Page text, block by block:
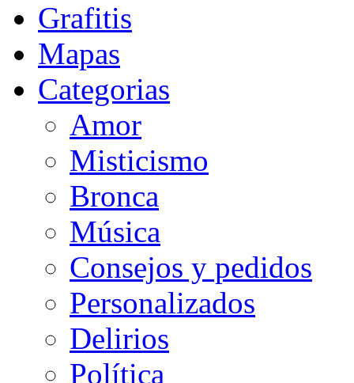
Grafitis
Mapas
Categorias
Amor
Misticismo
Bronca
Música
Consejos y pedidos
Personalizados
Delirios
Política